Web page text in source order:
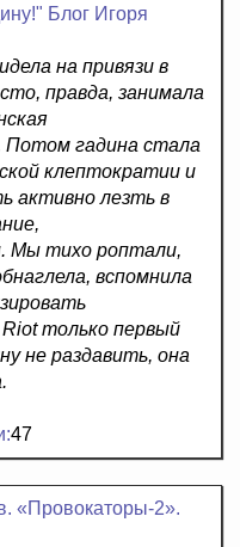
Блог Игоря
на привязи в
правда, занимала
Потом гадина стала
клептократии и
активно лезть в
Мы тихо роптали,
вспомнила
только первый
не раздавить, она
47
«Провокаторы-2».